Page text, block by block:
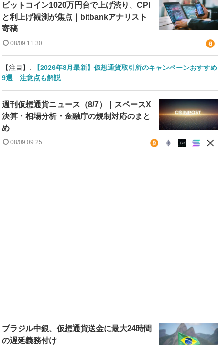
ビットコイン1020万円台で上げ渋り、CPI
と利上げ観測が焦点｜bitbankアナリスト
寄稿
08/09 11:30
【注目】:
【2026年8月最新】仮想通貨取引所のキャンペーンおすすめ
9選 注意点も解説
週刊仮想通貨ニュース（8/7）｜スペースX
決算・相場分析・金融庁の規制対応のまと
め
08/09 09:25
ブラジル中銀、仮想通貨送金に最大24時間
の遅延義務付け